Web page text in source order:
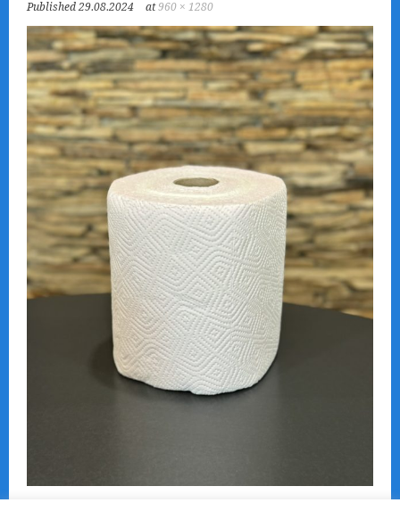
Published29.08.2024 at960 × 1280